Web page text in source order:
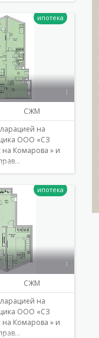
Подробнее
1
СЖМ
на
ООО «СЗ
Комарова » и
1
СЖМ
на
ООО «СЗ
Комарова » и